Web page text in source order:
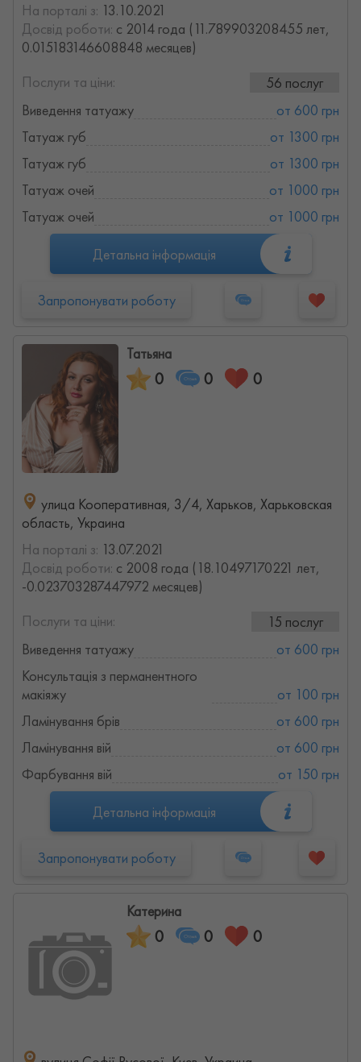
На порталі з: 13.10.2021
Досвід роботи: с 2014 года (11.789903208455 лет,
0.015183146608848 месяцев)
Послуги та ціни:
56 послуг
Виведення татуажу
от 600 грн
Татуаж губ
от 1300 грн
Татуаж губ
от 1300 грн
Татуаж очей
от 1000 грн
Татуаж очей
от 1000 грн
Детальна інформація
Запропонувати роботу
Татьяна
0 0 0
улица Кооперативная, 3/4, Харьков, Харьковская
область, Украина
На порталі з: 13.07.2021
Досвід роботи: с 2008 года (18.10497170221 лет,
-0.023703287447972 месяцев)
Послуги та ціни:
15 послуг
Виведення татуажу
от 600 грн
Консультація з перманентного
макіяжу
от 100 грн
Ламінування брів
от 600 грн
Ламінування вій
от 600 грн
Фарбування вій
от 150 грн
Детальна інформація
Запропонувати роботу
Катерина
0 0 0